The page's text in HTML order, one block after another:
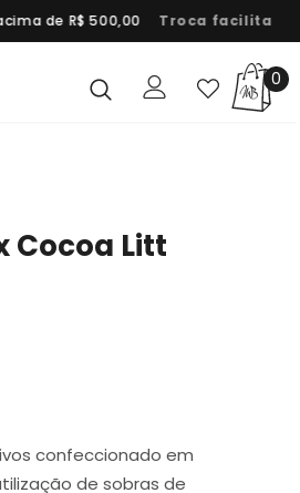
de R$ 500,00 Troca facilitada
0
Cocoa Litt
confeccionado em
de sobras de